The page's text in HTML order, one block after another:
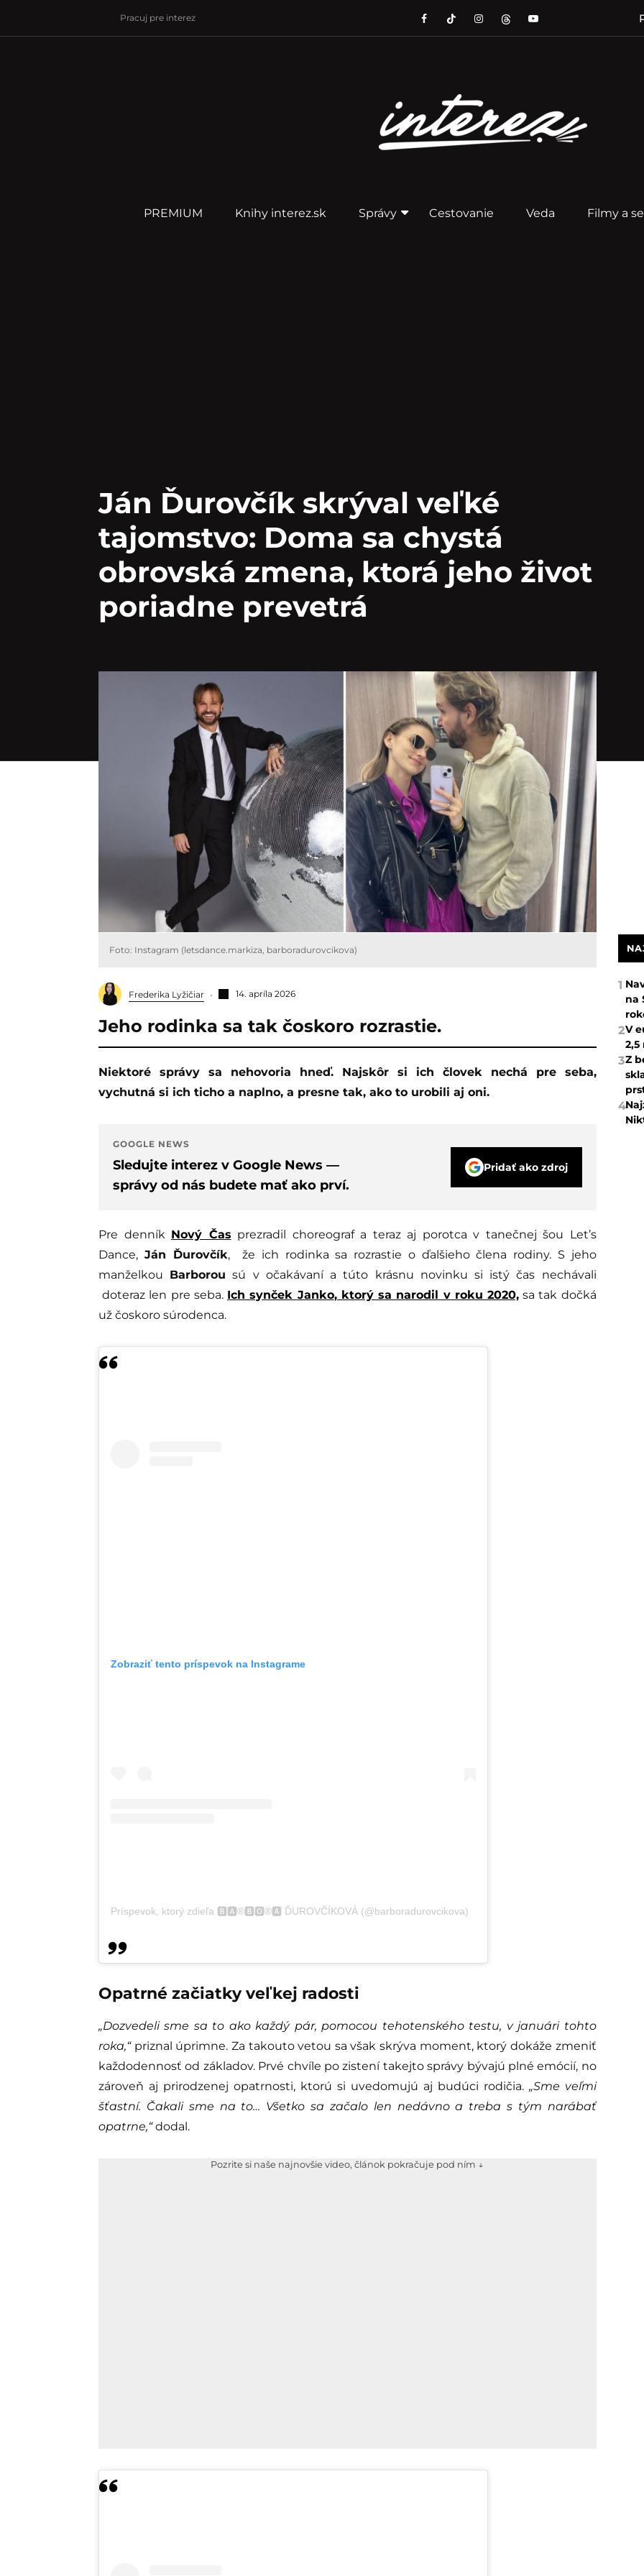
Pracuj pre interez
PREMIUM Knihy interez.sk Správy Cestovanie Veda Filmy a
Ján Ďurovčík skrýval veľké
tajomstvo: Doma sa chystá
obrovská zmena, ktorá jeho život
poriadne prevetrá
Foto: Instagram (letsdance.markiza, barboradurovcikova)
Frederika Lyžičiar 14. apríla 2026
Jeho rodinka sa tak čoskoro rozrastie.
Niektoré správy sa nehovoria hneď. Najskôr si ich človek nechá pre seba,
vychutná si ich ticho a naplno, a presne tak, ako to urobili aj oni.
GOOGLE NEWS
Sledujte interez v Google News —
správy od nás budete mať ako prví.
Pridať ako zdroj
Pre denník Nový Čas prezradil choreograf a teraz aj porotca v tanečnej šou Let’s
Dance, Ján Ďurovčík, že ich rodinka sa rozrastie o ďalšieho člena rodiny. S jeho
manželkou Barborou sú v očakávaní a túto krásnu novinku si istý čas nechávali
doteraz len pre seba. Ich synček Janko, ktorý sa narodil v roku 2020, sa tak dočká
už čoskoro súrodenca.
Zobraziť tento príspevok na Instagrame
Príspevok, ktorý zdieľa 🅱️🅰️®️🅱️🅾️®️🅰️ ĎUROVČÍKOVÁ (@barboradurovcikova)
Opatrné začiatky veľkej radosti
„Dozvedeli sme sa to ako každý pár, pomocou tehotenského testu, v januári tohto
roka,“ priznal úprimne. Za takouto vetou sa však skrýva moment, ktorý dokáže zmeniť
každodennosť od základov. Prvé chvíle po zistení takejto správy bývajú plné emócií, no
zároveň aj prirodzenej opatrnosti, ktorú si uvedomujú aj budúci rodičia.„Sme veľmi
šťastní. Čakali sme na to… Všetko sa začalo len nedávno a treba s tým narábať
opatrne,“dodal.
Pozrite si naše najnovšie video, článok pokračuje pod ním ↓
1
na
2V
2,5
3Z
4